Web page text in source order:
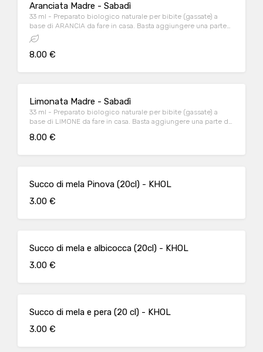
Aranciata Madre - Sabadì
33 ml - Preparato biologico naturale per bibite (gassate) a
base di ARANCIA da fare in casa. Basta aggiungere una parte
di Madre e 3 parti di acqua
8.00 €
Limonata Madre - Sabadì
33 ml - Preparato biologico naturale per bibite (gassate) a
base di LIMONE da fare in casa. Basta aggiungere una parte di
8.00 €
Succo di mela Pinova (20cl) - KHOL
3.00 €
Succo di mela e albicocca (20cl) - KHOL
3.00 €
Succo di mela e pera (20 cl) - KHOL
3.00 €